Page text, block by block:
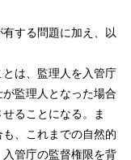
する問題に加え、以
は、監理人を入管庁
監理人となった場合
ることになる。ま
、これまでの自然的
管庁の監督権限を背